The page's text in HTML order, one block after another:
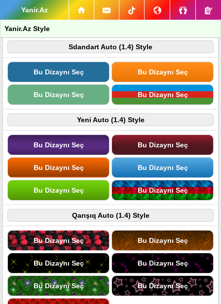
Yanir.Az
Yanir.Az Style
Sdandart Auto (1.4) Style
Bu Dizaynı Seç Bu Dizaynı Seç
Bu Dizaynı Seç Bu Dizaynı Seç
Yeni Auto (1.4) Style
Bu Dizaynı Seç Bu Dizaynı Seç
Bu Dizaynı Seç Bu Dizaynı Seç
Bu Dizaynı Seç Bu Dizaynı Seç
Qarışıq Auto (1.4) Style
Bu Dizaynı Seç Bu Dizaynı Seç
Bu Dizaynı Seç Bu Dizaynı Seç
Bu Dizaynı Seç Bu Dizaynı Seç